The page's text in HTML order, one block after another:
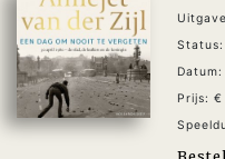
Prijs: €
Bestel